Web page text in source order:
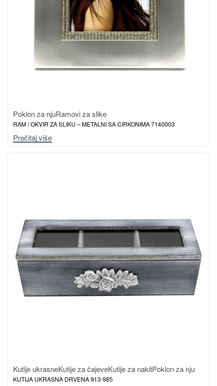
Poklon za njuRamovi za slike
RAM / OKVIR ZA SLIKU – METALNI SA CIRKONIMA 7140003
Pročitaj više
Kutije ukrasneKutije za čajeveKutije za nakitPoklon za nju
KUTIJA UKRASNA DRVENA 913-985